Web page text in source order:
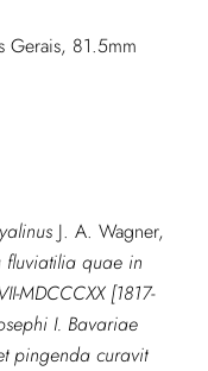
Gerais, 81.5mm
J. A. Wagner,
fluviatilia quae in
MDCCCXX [1817-
I. Bavariae
pingenda curavit